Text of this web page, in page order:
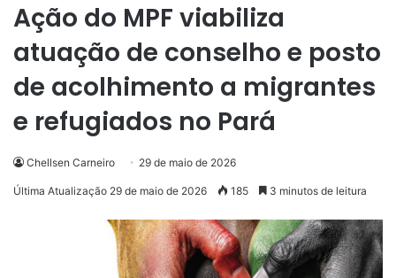
Ação do MPF viabiliza
atuação de conselho e posto
de acolhimento a migrantes
e refugiados no Pará
Chellsen Carneiro 29 de maio de 2026
Última Atualização 29 de maio de 2026 185 3 minutos de leitura